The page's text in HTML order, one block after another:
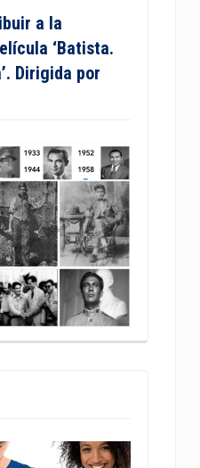
a la
‘Batista.
Dirigida por